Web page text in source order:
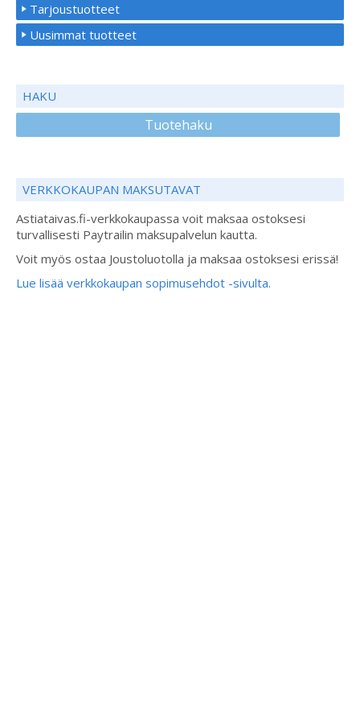
Tarjoustuotteet
Uusimmat tuotteet
HAKU
Tuotehaku
VERKKOKAUPAN MAKSUTAVAT
Astiataivas.fi-verkkokaupassa voit maksaa ostoksesi
turvallisesti Paytrailin maksupalvelun kautta.
Voit myös ostaa Joustoluotolla ja maksaa ostoksesi erissä!
Lue lisää verkkokaupan sopimusehdot -sivulta.